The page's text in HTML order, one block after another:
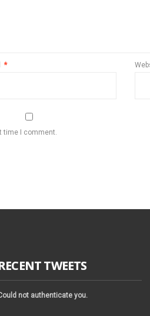
*
time I comment.
TWEETS
not authenticate you.